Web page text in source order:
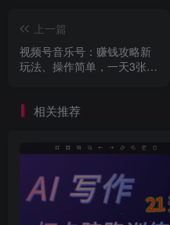
上一篇
视频号音乐号：赚钱攻略新
玩法、操作简单，一天3张，
相关推荐